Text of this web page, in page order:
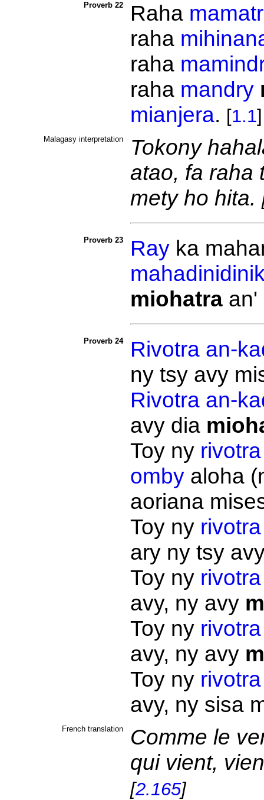
Proverb 22 Raha
raha
raha
raha mandry
mianjera. [1.1]
Malagasy interpretation
Tokony
atao, fa raha
mety ho hita.
Proverb 23 Rayka
miohatraan'
Proverb 24 Rivotra an-
ny tsy avy
Rivotra an-
avy dia
Toy ny rivotra
ombyaloha
aoriana
Toy ny rivotra
ary ny tsy
Toy ny rivotra
avy, ny avy
Toy ny rivotra
avy, ny avy
Toy ny rivotra
avy, ny sisa
French translation
Comme le
qui vient,
[2.165]